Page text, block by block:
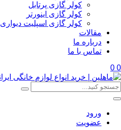
کولر گازی پرتابل
کولر گازی اینورتر
کولر گازی اسپلیت دیواری
مقالات
درباره ما
تماس با ما
0
0
ورود
عضویت